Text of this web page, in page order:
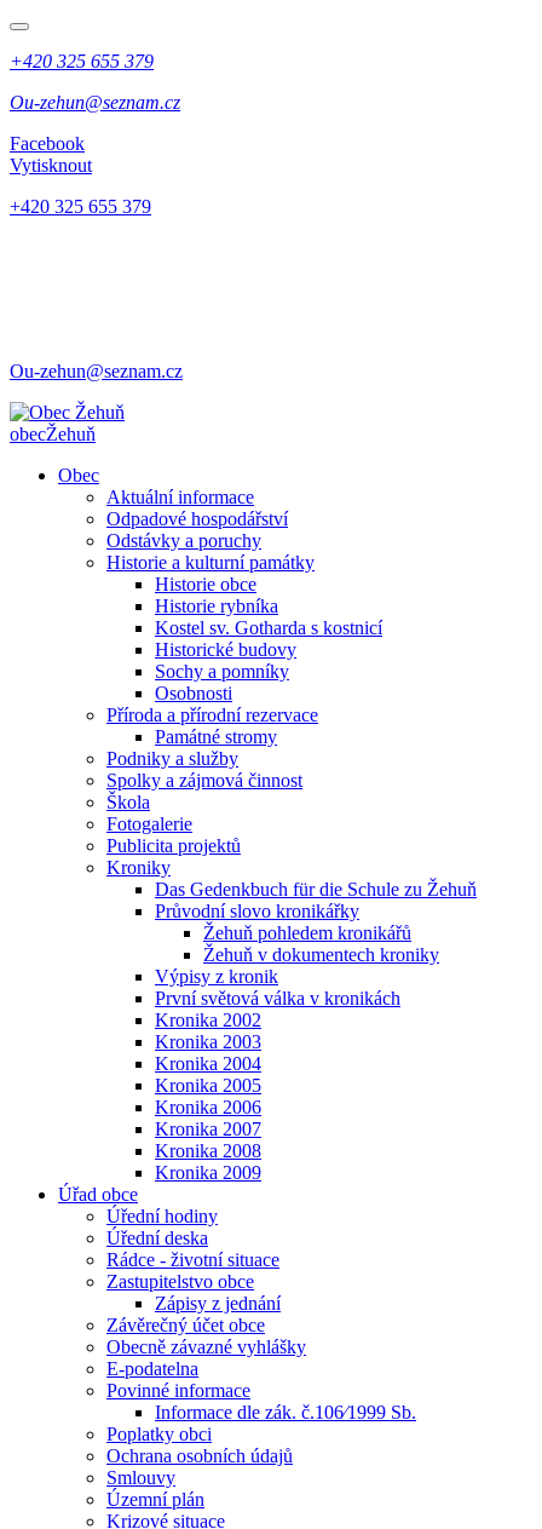
+420 325 655 379
Ou-zehun@seznam.cz
Facebook
Vytisknout
+420 325 655 379
Ou-zehun@seznam.cz
obecŽehuň
Obec
Aktuální informace
Odpadové hospodářství
Odstávky a poruchy
Historie a kulturní památky
Historie obce
Historie rybníka
Kostel sv. Gotharda s kostnicí
Historické budovy
Sochy a pomníky
Osobnosti
Příroda a přírodní rezervace
Památné stromy
Podniky a služby
Spolky a zájmová činnost
Škola
Fotogalerie
Publicita projektů
Kroniky
Das Gedenkbuch für die Schule zu Žehuň
Průvodní slovo kronikářky
Žehuň pohledem kronikářů
Žehuň v dokumentech kroniky
Výpisy z kronik
První světová válka v kronikách
Kronika 2002
Kronika 2003
Kronika 2004
Kronika 2005
Kronika 2006
Kronika 2007
Kronika 2008
Kronika 2009
Úřad obce
Úřední hodiny
Úřední deska
Rádce - životní situace
Zastupitelstvo obce
Zápisy z jednání
Závěrečný účet obce
Obecně závazné vyhlášky
E-podatelna
Povinné informace
Informace dle zák. č.106⁄1999 Sb.
Poplatky obci
Ochrana osobních údajů
Smlouvy
Územní plán
Krizové situace